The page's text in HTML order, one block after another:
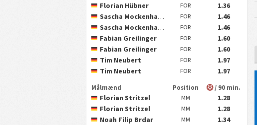
Florian Hübner
FOR
1.36
Sascha Mockenhaupt
FOR
1.46
Sascha Mockenhaupt
FOR
1.46
Fabian Greilinger
FOR
1.60
Fabian Greilinger
FOR
1.60
Tim Neubert
FOR
1.97
Tim Neubert
FOR 1.97
Målmænd Position / 90 min.
Florian Stritzel MM
1.28
Florian Stritzel
MM
1.28
Noah Filip Brdar
MM
1.34